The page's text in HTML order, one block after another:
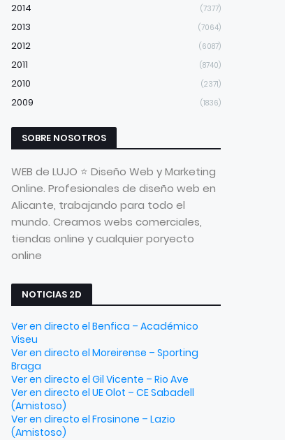
2014 (7377)
2013 (7064)
2012 (6087)
2011 (8740)
2010 (2371)
2009 (1836)
SOBRE NOSOTROS
WEB de LUJO ⭐ Diseño Web y Marketing
Online. Profesionales de diseño web en
Alicante, trabajando para todo el
mundo. Creamos webs comerciales,
tiendas online y cualquier poryecto
online
NOTICIAS 2D
Ver en directo el Benfica – Académico
Viseu
Ver en directo el Moreirense – Sporting
Braga
Ver en directo el Gil Vicente – Rio Ave
Ver en directo el UE Olot – CE Sabadell
(Amistoso)
Ver en directo el Frosinone – Lazio
(Amistoso)